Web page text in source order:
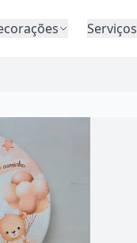
Serviços